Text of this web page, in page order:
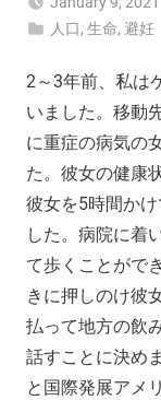
人口,生命, 避妊
2～3年前、私は
いました。移動
に重症の病気の
た。彼女の健康
彼女を5時間か
した。病院に着
て歩くことがで
きに押しのけ彼
払って地方の飲
話すことに決め
と国際発展アメ